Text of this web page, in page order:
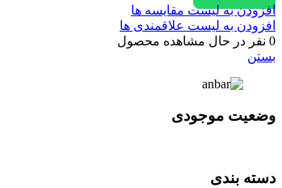
افزودن به لیست مقایسه ها
افزودن به لیست علاقمندی ها
0 نفر در حال مشاهده محصول
بستن
وضعیت موجودی
دسته بندی